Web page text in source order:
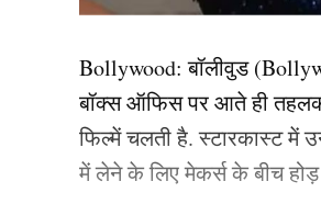
गौरतलब है कि संजू ने साल
से हैं और हिंदू धर्म से ताल्लुक
एमएस धोनी के बाद CSK की
Bollywood:बॉलीवुड (
बॉक्स ऑफिस पर आते ही
फिल्में चलती है. स्टारकास्ट में
में लेने के लिए मेकर्स के बीच